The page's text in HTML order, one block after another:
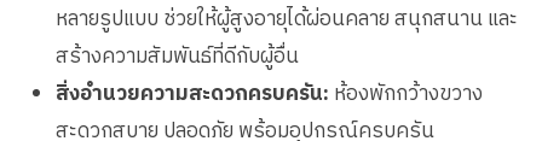
หลายรูปแบบ ช่วยให้ผู้สูงอายุได้ผ่อนคลาย สนุกสนาน และ
สร้างความสัมพันธ์ที่ดีกับผู้อื่น
สิ่งอำนวยความสะดวกครบครัน: ห้องพักกว้างขวาง
สะดวกสบาย ปลอดภัย พร้อมอุปกรณ์ครบครัน